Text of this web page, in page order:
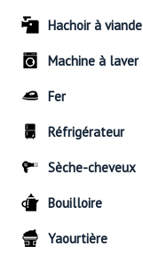
Hachoir à viande
Machine à laver
Fer
Réfrigérateur
Sèche-cheveux
Bouilloire
Yaourtière